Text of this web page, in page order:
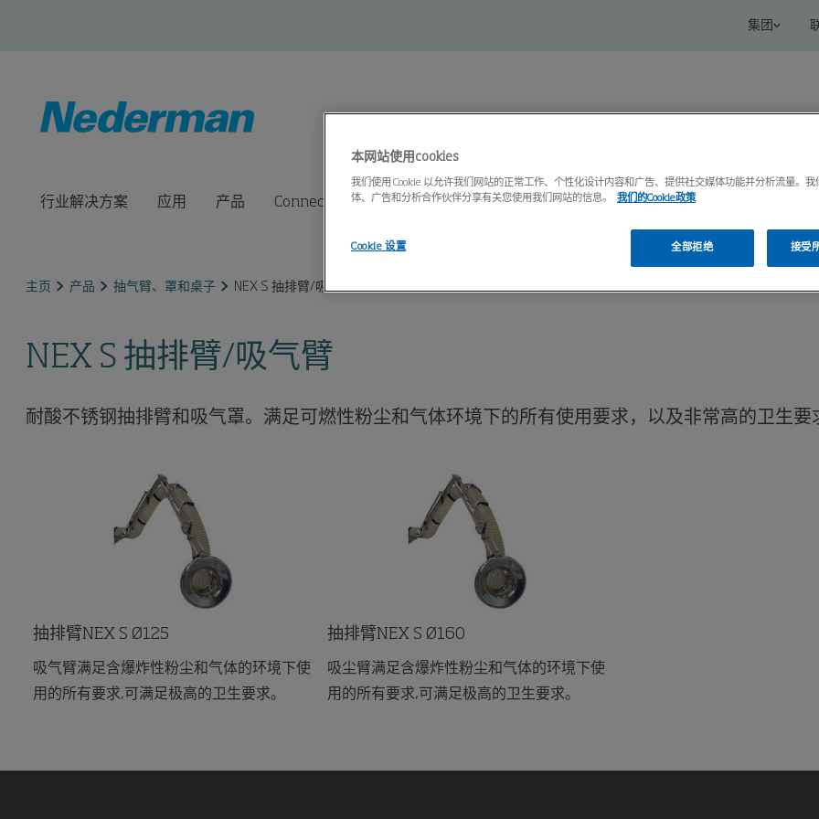
集团
行业解决方案 应用 产品 Connected Solutions 服务 知识中心
主页 产品 抽气臂、罩和桌子 NEX S 抽排臂/吸气臂
NEX S 抽排臂/吸气臂
耐酸不锈钢抽排臂和吸气罩。满足可燃性粉尘和气体环境下的所有使用要求，以及非常高的卫生要
抽排臂NEX S Ø125
吸气臂满足含爆炸性粉尘和气体的环境下使
用的所有要求,可满足极高的卫生要求。
抽排臂NEX S Ø160
吸尘臂满足含爆炸性粉尘和气体的环境下使
用的所有要求,可满足极高的卫生要求。
本网站使用cookies
我们使用 Cookie 以允许我们网站的正常工作、个性化设计内容和广告、提供社交媒体功能并分析流量。我
体、广告和分析合作伙伴分享有关您使用我们网站的信息。
我们的Cookie政策
全部拒绝 接受
Cookie 设置